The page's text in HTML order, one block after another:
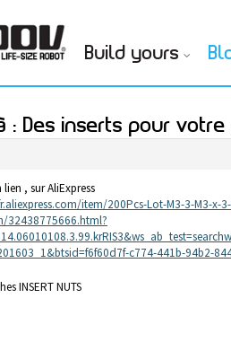
Build yours
: Des inserts pour
, sur AliExpress
item/200Pcs-Lot-M3-3-M3-x-
32438775666.html?
c774-441b-94b2-
INSERT NUTS